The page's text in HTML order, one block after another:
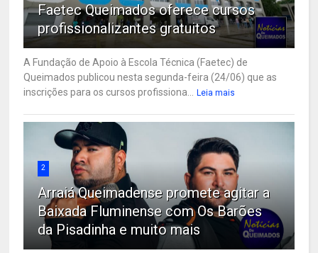
Faetec Queimados oferece cursos
profissionalizantes gratuitos
A Fundação de Apoio à Escola Técnica (Faetec) de
Queimados publicou nesta segunda-feira (24/06) que as
inscrições para os cursos profissiona...
Leia mais
2
Arraiá Queimadense promete agitar a
Baixada Fluminense com Os Barões
da Pisadinha e muito mais